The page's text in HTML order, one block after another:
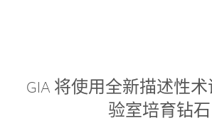
GIA 将使用全新描述性
验室培育钻石